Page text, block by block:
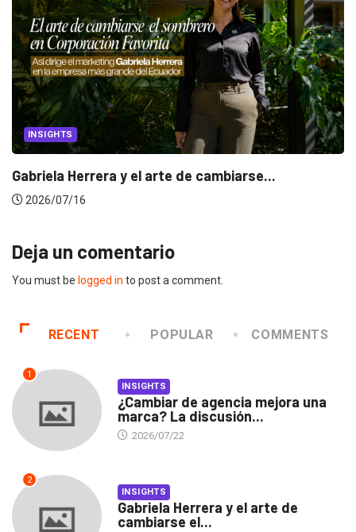
INSIGHTS
Gabriela Herrera y el arte de cambiarse...
2026/07/16
Deja un comentario
You must be logged in to post a comment.
RECENT POPULAR COMMENTS
1
INSIGHTS
¿Cambiar de agencia mejora una
marca? La discusión...
2026/07/22
2
INSIGHTS
Gabriela Herrera y el arte de
cambiarse el...